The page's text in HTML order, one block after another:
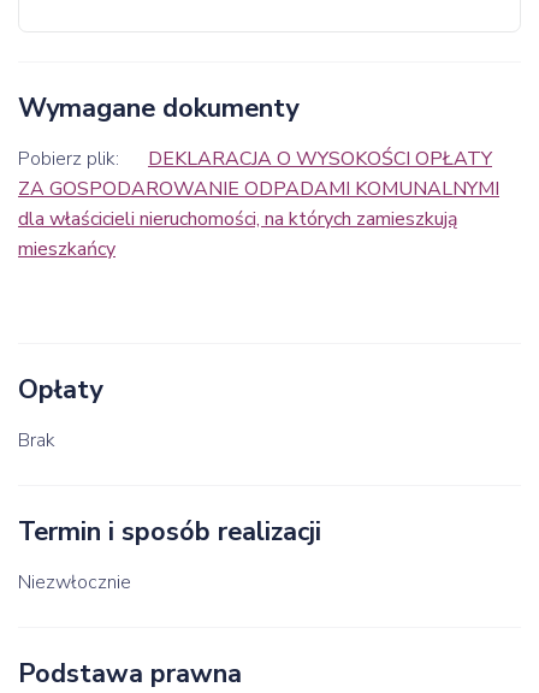
Wymagane dokumenty
Pobierz plik: DEKLARACJA O WYSOKOŚCI OPŁATY
ZA GOSPODAROWANIE ODPADAMI KOMUNALNYMI
dla właścicieli nieruchomości, na których zamieszkują
mieszkańcy
Opłaty
Brak
Termin i sposób realizacji
Niezwłocznie
Podstawa prawna